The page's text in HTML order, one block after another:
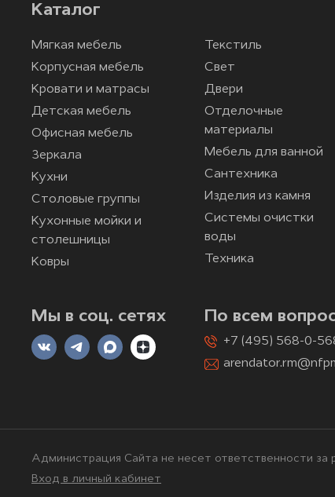
Каталог
Мягкая мебель
Корпусная мебель
Кровати и матрасы
Детская мебель
Офисная мебель
Зеркала
Кухни
Столовые группы
Кухонные мойки и
столешницы
Ковры
Текстиль
Свет
Двери
Отделочные
материалы
Мебель для ванной
Сантехника
Изделия из камня
Системы очистки
воды
Техника
Мы в соц. сетях По всем
+7 (495) 568-0-
Администрация Сайта не несет ответственности
Вход в личный кабинет